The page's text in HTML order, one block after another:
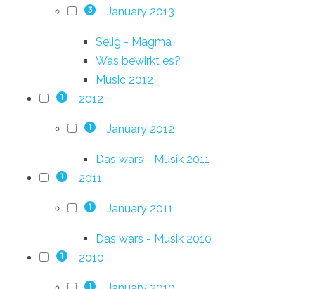
3 January 2013
Selig - Magma
Was bewirkt es?
Music 2012
1 2012
1 January 2012
Das wars - Musik 2011
1 2011
1 January 2011
Das wars - Musik 2010
1 2010
1